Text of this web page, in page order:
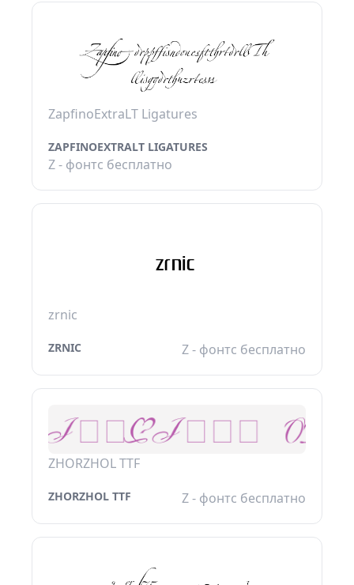
ZapfinoExtraLT Ligatures
ZAPFINOEXTRALT LIGATURES
Z - фонтс бесплатно
zrnic
ZRNIC Z - фонтс бесплатно
ZHORZHOL TTF
ZHORZHOL TTF Z - фонтс бесплатно